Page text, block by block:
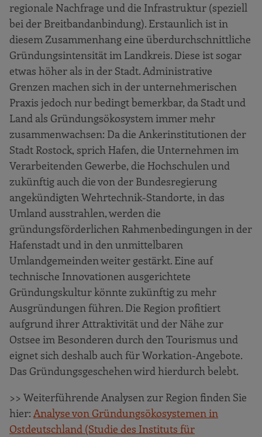
regionale Nachfrage und die Infrastruktur (speziell
bei der Breitbandanbindung). Erstaunlich ist in
diesem Zusammenhang eine überdurchschnittliche
Gründungsintensität im Landkreis. Diese ist sogar
etwas höher als in der Stadt. Administrative
Grenzen machen sich in der unternehmerischen
Praxis jedoch nur bedingt bemerkbar, da Stadt und
Land als Gründungsökosystem immer mehr
zusammenwachsen: Da die Ankerinstitutionen der
Stadt Rostock, sprich Hafen, die Unternehmen im
Verarbeitenden Gewerbe, die Hochschulen und
zukünftig auch die von der Bundesregierung
angekündigten Wehrtechnik-Standorte, in das
Umland ausstrahlen, werden die
gründungsförderlichen Rahmenbedingungen in der
Hafenstadt und in den unmittelbaren
Umlandgemeinden weiter gestärkt. Eine auf
technische Innovationen ausgerichtete
Gründungskultur könnte zukünftig zu mehr
Ausgründungen führen. Die Region profitiert
aufgrund ihrer Attraktivität und der Nähe zur
Ostsee im Besonderen durch den Tourismus und
eignet sich deshalb auch für Workation-Angebote.
Das Gründungsgeschehen wird hierdurch belebt.
>> Weiterführende Analysen zur Region finden Sie
hier: Analyse von Gründungsökosystemen in
Ostdeutschland (Studie des Instituts für